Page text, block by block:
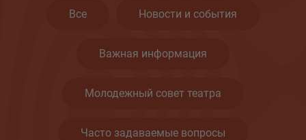
Все Новости и события
Важная информация
Молодежный совет театра
Часто задаваемые вопросы